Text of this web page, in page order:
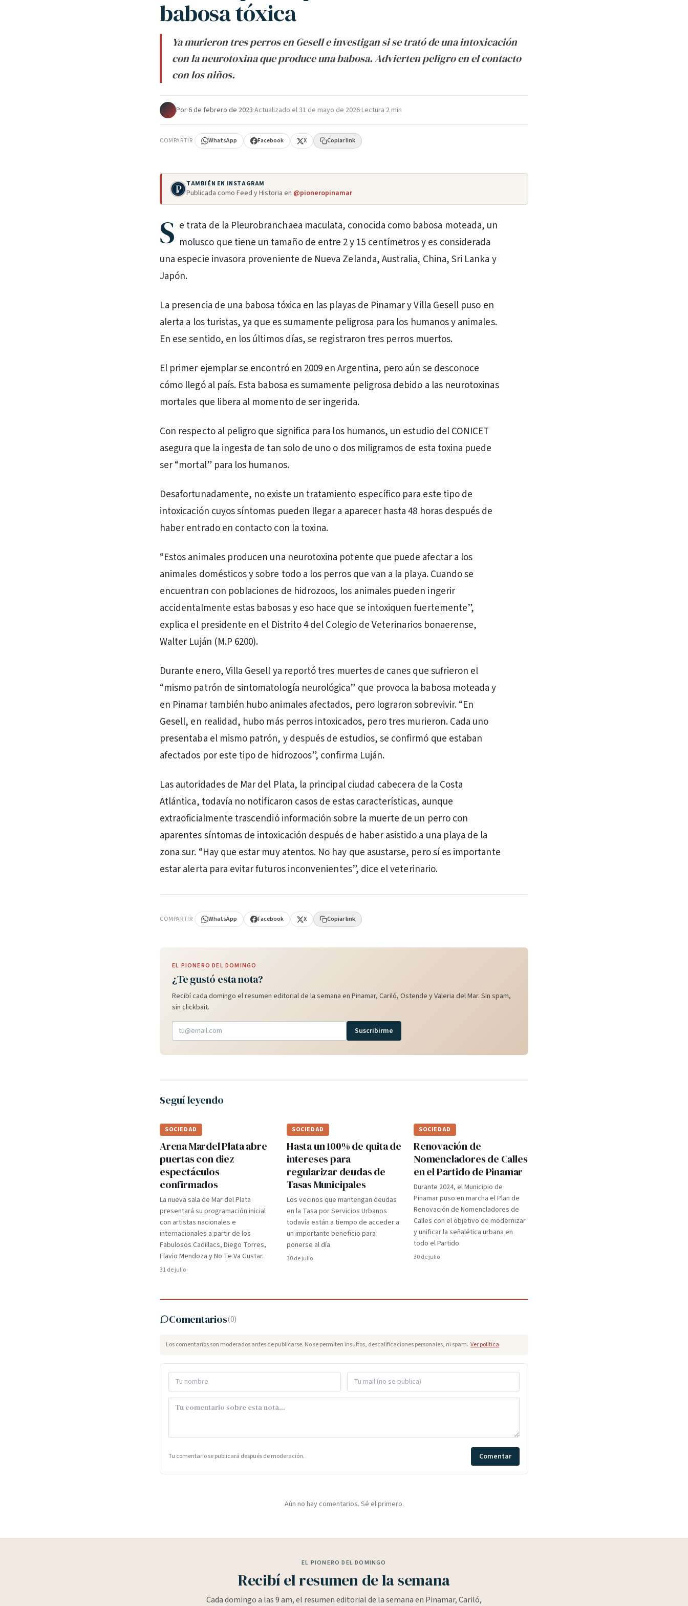
babosa tóxica
Ya murieron tres perros en Gesell e investigan si se trató de una intoxicación
con la neurotoxina que produce una babosa. Advierten peligro en el contacto
con los niños.
Por·6 de febrero de 2023·Actualizado el31 de mayo de 2026·Lectura 2 min
COMPARTIR WhatsApp Facebook X Copiar link
TAMBIÉN EN INSTAGRAM
Publicada como Feed y Historia en @pioneropinamar
S e trata de la Pleurobranchaea maculata, conocida como babosa moteada, un
molusco que tiene un tamaño de entre 2 y 15 centímetros y es considerada
una especie invasora proveniente de Nueva Zelanda, Australia, China, Sri Lanka y
Japón.
La presencia de una babosa tóxica en las playas de Pinamar y Villa Gesell puso en
alerta a los turistas, ya que es sumamente peligrosa para los humanos y animales.
En ese sentido, en los últimos días, se registraron tres perros muertos.
El primer ejemplar se encontró en 2009 en Argentina, pero aún se desconoce
cómo llegó al país. Esta babosa es sumamente peligrosa debido a las neurotoxinas
mortales que libera al momento de ser ingerida.
Con respecto al peligro que significa para los humanos, un estudio del CONICET
asegura que la ingesta de tan solo de uno o dos miligramos de esta toxina puede
ser “mortal” para los humanos.
Desafortunadamente, no existe un tratamiento específico para este tipo de
intoxicación cuyos síntomas pueden llegar a aparecer hasta 48 horas después de
haber entrado en contacto con la toxina.
“Estos animales producen una neurotoxina potente que puede afectar a los
animales domésticos y sobre todo a los perros que van a la playa. Cuando se
encuentran con poblaciones de hidrozoos, los animales pueden ingerir
accidentalmente estas babosas y eso hace que se intoxiquen fuertemente”,
explica el presidente en el Distrito 4 del Colegio de Veterinarios bonaerense,
Walter Luján (M.P 6200).
Durante enero, Villa Gesell ya reportó tres muertes de canes que sufrieron el
“mismo patrón de sintomatología neurológica” que provoca la babosa moteada y
en Pinamar también hubo animales afectados, pero lograron sobrevivir. “En
Gesell, en realidad, hubo más perros intoxicados, pero tres murieron. Cada uno
presentaba el mismo patrón, y después de estudios, se confirmó que estaban
afectados por este tipo de hidrozoos”, confirma Luján.
Las autoridades de Mar del Plata, la principal ciudad cabecera de la Costa
Atlántica, todavía no notificaron casos de estas características, aunque
extraoficialmente trascendió información sobre la muerte de un perro con
aparentes síntomas de intoxicación después de haber asistido a una playa de la
zona sur. “Hay que estar muy atentos. No hay que asustarse, pero sí es importante
estar alerta para evitar futuros inconvenientes”, dice el veterinario.
COMPARTIR WhatsApp Facebook X Copiar link
EL PIONERO DEL DOMINGO
¿Te gustó esta nota?
Recibí cada domingo el resumen editorial de la semana en Pinamar, Cariló, Ostende y Valeria del Mar. Sin spam,
sin clickbait.
Suscribirme
Seguí leyendo
SOCIEDAD
Arena Mardel Plata abre
puertas con diez
espectáculos
confirmados
La nueva sala de Mar del Plata
presentará su programación inicial
con artistas nacionales e
internacionales a partir de los
Fabulosos Cadillacs, Diego Torres,
Flavio Mendoza y No Te Va Gustar.
31 de julio
SOCIEDAD
Hasta un 100% de quita de
intereses para
regularizar deudas de
Tasas Municipales
Los vecinos que mantengan deudas
en la Tasa por Servicios Urbanos
todavía están a tiempo de acceder a
un importante beneficio para
ponerse al día
30 de julio
SOCIEDAD
Renovación de
Nomencladores de Calles
en el Partido de Pinamar
Durante 2024, el Municipio de
Pinamar puso en marcha el Plan de
Renovación de Nomencladores de
Calles con el objetivo de modernizar
y unificar la señalética urbana en
todo el Partido.
30 de julio
Comentarios(0)
Los comentarios son moderados antes de publicarse. No se permiten insultos, descalificaciones personales, ni spam. Ver política
Tu comentario se publicará después de moderación. Comentar
Aún no hay comentarios. Sé el primero.
EL PIONERO DEL DOMINGO
Recibí el resumen de la semana
Cada domingo a las 9 am, el resumen editorial de la semana en Pinamar, Cariló,